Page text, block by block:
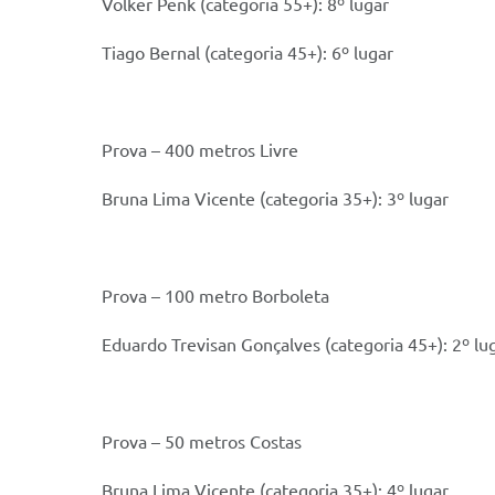
Volker Penk (categoria 55+): 8º lugar
Tiago Bernal (categoria 45+): 6º lugar
Prova – 400 metros Livre
Bruna Lima Vicente (categoria 35+): 3º lugar
Prova – 100 metro Borboleta
Eduardo Trevisan Gonçalves (categoria 45+): 2º
Prova – 50 metros Costas
Bruna Lima Vicente (categoria 35+): 4º lugar